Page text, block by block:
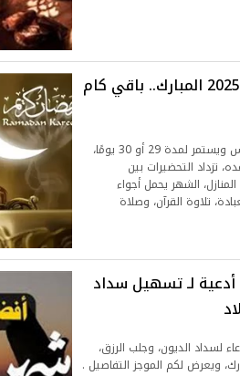
تعرف على موعد شهر رمضان 2025 المبارك.. باقي كام
موعد شهر رمضان 2025 سيبدأ في 1 مارس ويستمر لمدة 29 أو 30 يومًا،
تزداد التحضيرات بين
الشهر يحمل أجواء
تلاوة القرآن، وصلاة
لـ تسهيل سداد
لسداد الديون، وجلب الرزق،
ويعرض لكم الموجز التفاصيل .